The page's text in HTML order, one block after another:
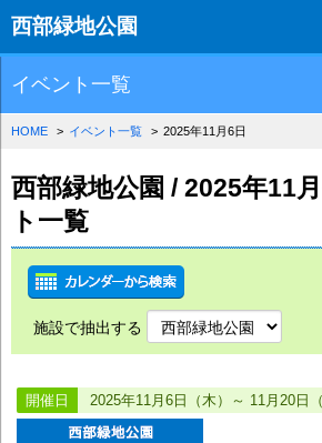
西部緑地公園
イベント一覧
HOME イベント一覧 2025年11月6日
西部緑地公園 / 2025年11
ト一覧
施設で抽出する
開催日 2025年11月6日（木）～ 11月20日（